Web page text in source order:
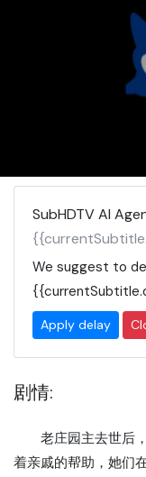
SubHDTV AI
We suggest to
Apply delay
剧情:
老庄园主去世后，
着亲戚的帮助，她们